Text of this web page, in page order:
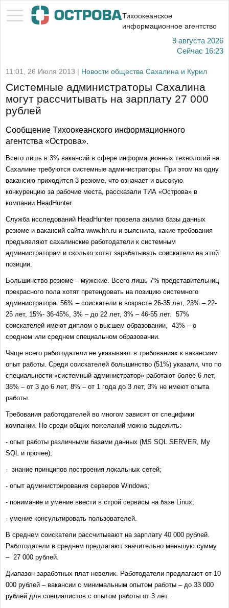
Тихоокеанское
информационное агентство
9 августа 2026
Сейчас 16:23
11:01, 26 Июля 2013 | Новости общества Сахалина и Курил
Системные администраторы Сахалина
могут рассчитывать на зарплату 27 000
рублей
Сообщение Тихоокеанского информационного
агентства «Острова».
Всего лишь в 3% вакансий в сфере информационных технологий на
Сахалине требуются системные администраторы. При этом на одну
вакансию приходится 3 резюме, что означает и высокую
конкуренцию за рабочие места, рассказали ТИА «Острова» в
компании HeadHunter.
Служба исследований HeadHunter провела анализ базы данных
резюме и вакансий сайта www.hh.ru и выяснила, какие требования
предъявляют сахалинские работодатели к системным
администраторам и сколько хотят зарабатывать соискатели на этой
позиции.
Большинство резюме – мужские. Всего лишь 7% представительниц
прекрасного пола хотят претендовать на позицию системного
администратора. 56% – соискатели в возрасте 26-35 лет, 23% – 22-
25 лет, 15%- 36-45%, 3% – до 22 лет, 3% – 46-55 лет. 57%
соискателей имеют диплом о высшем образовании, 43% – о
среднем или среднем специальном образовании.
Чаще всего работодатели не указывают в требованиях к вакансиям
опыт работы. Среди соискателей большинство (51%) указали, что по
специальности «системный администратор» работают более 6 лет,
38% – от 3 до 6 лет, 8% – от 1 года до 3 лет, 3% не имеют опыта
работы.
Требования работодателей во многом зависят от специфики
компании. Но среди общих пожеланий можно выделить:
- опыт работы различными базами данных (MS SQL SERVER, My
SQL и прочее);
- знание принципов построения локальных сетей;
- опыт администрирования серверов Windows;
- понимание и умение ввести в строй сервисы на базе Linux;
- умение консультировать пользователей.
В среднем соискатели рассчитывают на зарплату 40 000 рублей.
Работодатели в среднем предлагают значительно меньшую сумму
– 27 000 рублей.
Диапазон заработных плат невелик. Работодатели предлагают от 10
000 рублей – вакансии с минимальным опытом работы – до 33 000
рублей для специалистов с опытом работы от 3 лет.